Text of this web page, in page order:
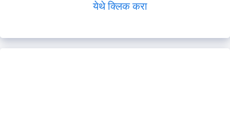
येथे क्लिक करा